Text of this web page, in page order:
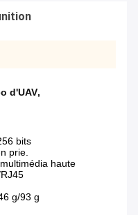
d'UAV,
bits
prie.
haute
g/93 g